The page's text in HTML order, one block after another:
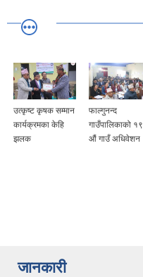
उत्कृष्ट कृषक सम्मान
कार्यक्रमका केहि
झलक
फाल्गुनन्द
गाउँपालिकाको १९
औं गाउँ अधिवेशन
जानकारी